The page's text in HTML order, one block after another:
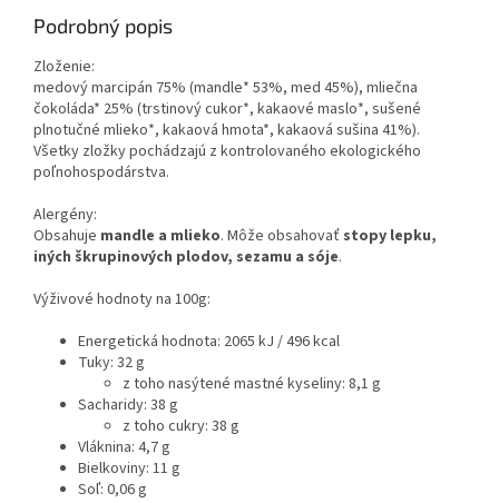
Podrobný popis
Zloženie:
medový marcipán 75% (mandle* 53%, med 45%), mliečna
čokoláda* 25% (trstinový cukor*, kakaové maslo*, sušené
plnotučné mlieko*, kakaová hmota*, kakaová sušina 41%).
Všetky zložky pochádzajú z kontrolovaného ekologického
poľnohospodárstva.
Alergény:
Obsahuje mandle a mlieko. Môže obsahovať stopy lepku,
iných škrupinových plodov, sezamu a sóje.
Výživové hodnoty na 100g:
Energetická hodnota: 2065 kJ / 496 kcal
Tuky: 32 g
z toho nasýtené mastné kyseliny: 8,1 g
Sacharidy: 38 g
z toho cukry: 38 g
Vláknina: 4,7 g
Bielkoviny: 11 g
Soľ: 0,06 g